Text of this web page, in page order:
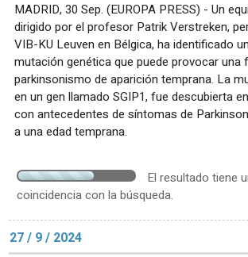
MADRID, 30 Sep. (EUROPA PRESS) - Un
dirigido por el profesor Patrik Verstreken,
VIB-KU Leuven en Bélgica, ha identificado
mutación genética que puede provocar una
parkinsonismo de aparición temprana. La
en un gen llamado SGIP1, fue descubierta
con antecedentes de síntomas de
a una edad temprana.
El resultado tiene
coincidencia con la búsqueda.
27 / 9 / 2024